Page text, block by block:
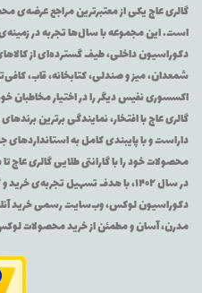
گالری عاج یکی از معتبرترین مراجع عرضه‌ی
است. این مجموعه با سال‌ها تجربه در
دکوراسیون داخلی، طیف گسترده‌ای از
شمعدان، میز و صندلی، کتابخانه، قاب،
اکسسوری نفیس دیگر را در اختیار مخاطبان
گالری عاج با افتخار، نمایندگی برترین
داراست و با پایبندی کامل به
محصولات خود را با گارانتی طلایی گالری
در سال ۱۴۰۲، با هدف تسهیل
دکوراسیون لوکس، وب‌سایت رسمی خرید
مدرن، آسان و مطمئن از خرید محصولات